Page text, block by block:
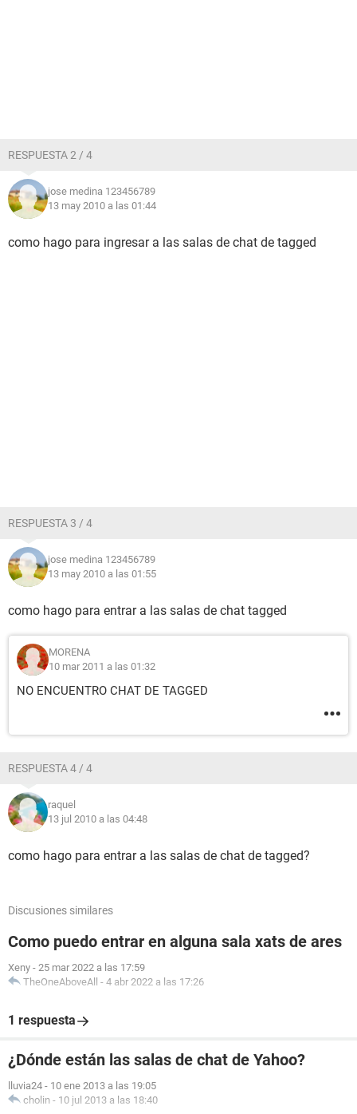
RESPUESTA 2 / 4
jose medina 123456789
13 may 2010 a las 01:44
como hago para ingresar a las salas de chat de tagged
RESPUESTA 3 / 4
jose medina 123456789
13 may 2010 a las 01:55
como hago para entrar a las salas de chat tagged
MORENA
10 mar 2011 a las 01:32
NO ENCUENTRO CHAT DE TAGGED
RESPUESTA 4 / 4
raquel
13 jul 2010 a las 04:48
como hago para entrar a las salas de chat de tagged?
Discusiones similares
Como puedo entrar en alguna sala xats de ares
Xeny - 25 mar 2022 a las 17:59
TheOneAboveAll - 4 abr 2022 a las 17:26
1 respuesta
¿Dónde están las salas de chat de Yahoo?
lluvia24 - 10 ene 2013 a las 19:05
cholin - 10 jul 2013 a las 18:40